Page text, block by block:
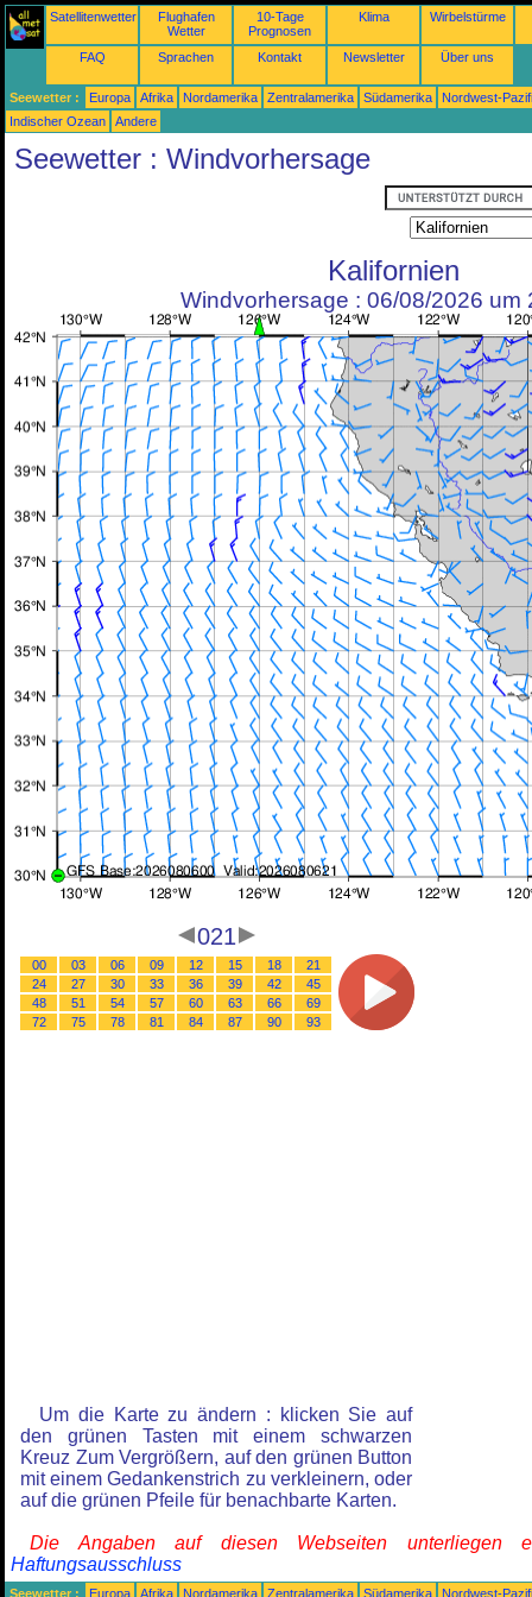
Satellitenwetter
Flughafen
Wetter
10-Tage
Prognosen
Klima Wirbelstürme
FAQ Sprachen Kontakt Newsletter Über uns
Seewetter : Europa Afrika Nordamerika Zentralamerika Südamerika
Nordwest-
Indischer Ozean
Andere
Seewetter : Windvorhersage
Kalifornien
Windvorhersage : 06/08/2026 um
021
00 03 06 09 12 15 18
21
24
27 30 33 36 39 42
45
48
51 54 57 60 63 66
69
72
75 78 81 84 87 90 93
Um die Karte zu ändern : klicken Sie auf
den grünen Tasten mit einem schwarzen
Kreuz Zum Vergrößern, auf den grünen Button
mit einem Gedankenstrich zu verkleinern, oder
auf die grünen Pfeile für benachbarte Karten.
Die Angaben auf diesen Webseiten unterliegen
Haftungsausschluss
Seewetter : Europa Afrika Nordamerika Zentralamerika Südamerika
Nordwest-